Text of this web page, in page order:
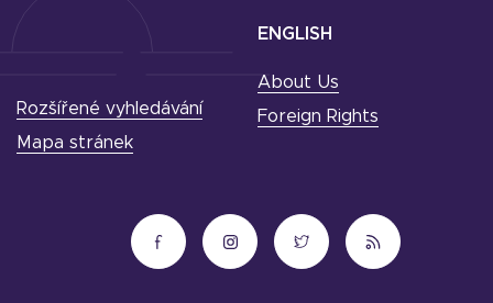
ENGLISH
About Us
Foreign Rights
Rozšířené vyhledávání
Mapa stránek